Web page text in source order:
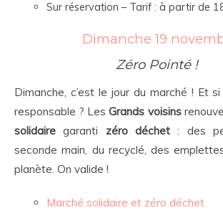
Sur réservation – Tarif : à partir de
Dimanche 19
Zéro Pointé !
Dimanche, c’est le jour du marché ! Et si
responsable ? LesGrands voisins
solidaire garanti zéro déchet : des
seconde main, du recyclé, des
planète. On valide !
Marché solidaire et zéro déchet